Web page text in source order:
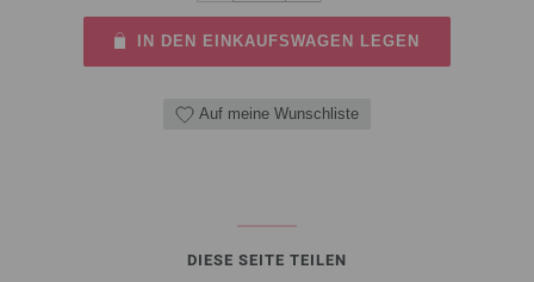
IN DEN EINKAUFSWAGEN LEGEN
Auf meine Wunschliste
DIESE SEITE TEILEN